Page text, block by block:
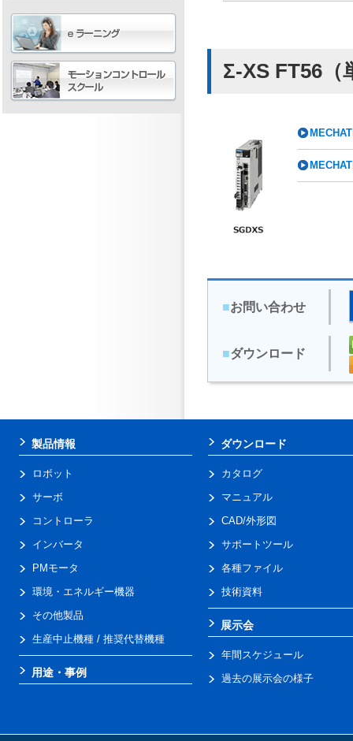
Σ-XS FT56（
■お問い合わせ
■ダウンロード
製品情報
ロボット
サーボ
コントローラ
インバータ
PMモータ
環境・エネルギー機器
その他製品
生産中止機種 / 推奨代替機種
用途・事例
ダウンロード
カタログ
マニュアル
CAD/外形図
サポートツール
各種ファイル
技術資料
展示会
年間スケジュール
過去の展示会の様子